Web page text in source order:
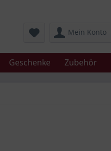
Mein Konto
Geschenke Zubehör